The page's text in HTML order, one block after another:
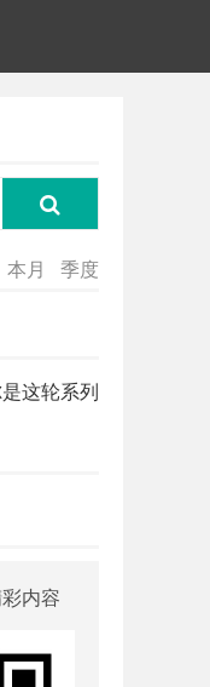
本月 季度
这轮系列
内容